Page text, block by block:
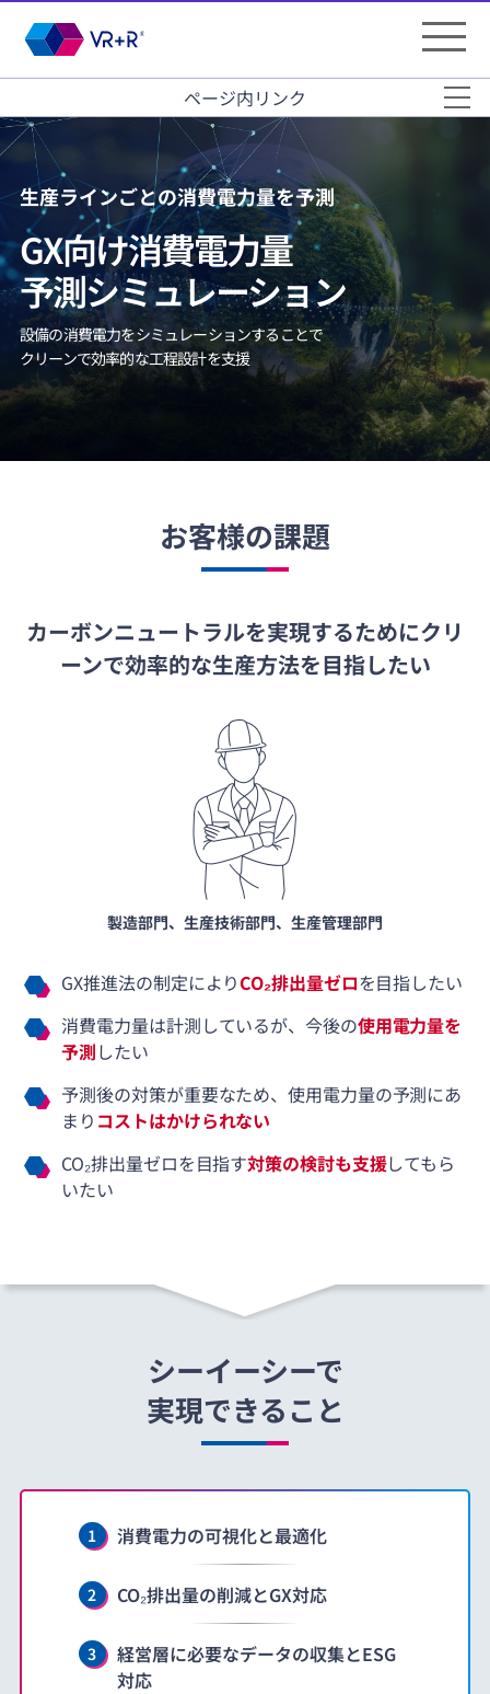
生産ラインごとの消費電力量を予測
GX向け消費電力量
予測シミュレーション
設備の消費電力をシミュレーションすることで
クリーンで効率的な工程設計を支援
ページ内リンク
お客様の課題
カーボンニュートラルを実現するためにクリ
ーンで効率的な生産方法を目指したい
製造部門、生産技術部門、生産管理部門
GX推進法の制定によりCO₂排出量ゼロを目指したい
消費電力量は計測しているが、今後の使用電力量を
予測したい
予測後の対策が重要なため、使用電力量の予測にあ
まり コストはかけられない
CO₂排出量ゼロを目指す対策の検討も支援してもら
いたい
シーイーシーで
実現できること
1 消費電力の可視化と最適化
2 CO₂排出量の削減とGX対応
3
経営層に必要なデータの収集とESG
対応